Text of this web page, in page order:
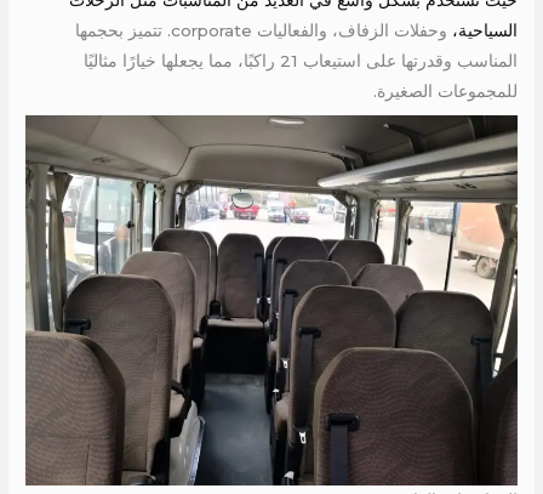
السياحية،
وحفلات الزفاف، والفعاليات corporate. تتميز بحجمها
المناسب وقدرتها على استيعاب 21 راكبًا، مما يجعلها خيارًا مثاليًا
للمجموعات الصغيرة.